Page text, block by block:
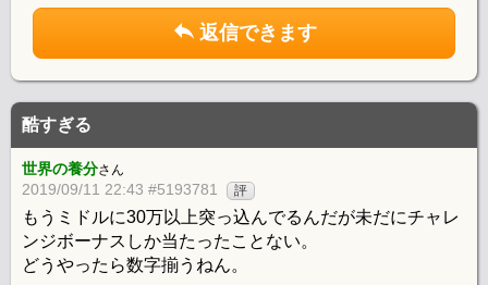
返信できます
酷すぎる
世界の養分さん
2019/09/11 22:43 #5193781 評
もうミドルに30万以上突っ込んでるんだが未だにチャレ
ンジボーナスしか当たったことない。
どうやったら数字揃うねん。